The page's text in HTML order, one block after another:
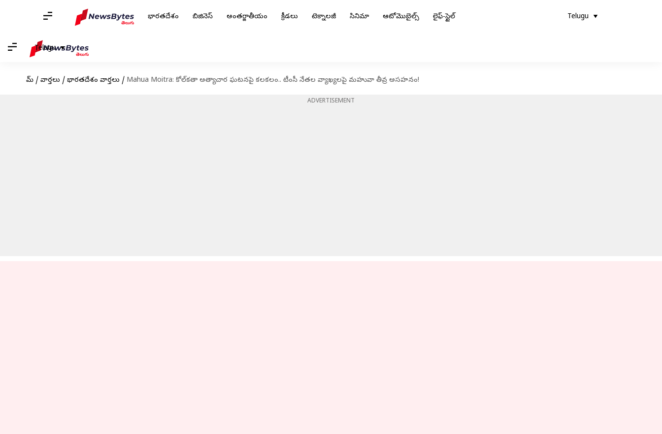
భారతదేశం బిజినెస్ అంతర్జాతీయం క్రీడలు టెక్నాలజీ సినిమా ఆటోమొబైల్స్ లైఫ్-స్టైల్ Telugu
Telugu
హోమ్ / వార్తలు / భారతదేశం వార్తలు / Mahua Moitra: కోల్‌కతా అత్యాచార ఘటనపై కలకలం.. టీంసీ నేతల వ్యాఖ్యలపై మహువా తీవ్ర అసహనం!
ADVERTISEMENT